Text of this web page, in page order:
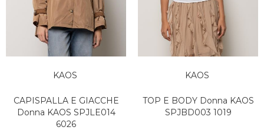
KAOS
CAPISPALLA E GIACCHE
Donna KAOS SPJLE014
6026
KAOS
TOP E BODY Donna KAOS
SPJBD003 1019